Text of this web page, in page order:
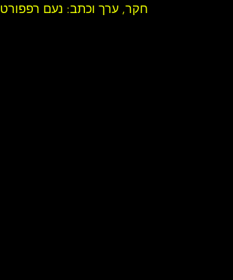
חקר, ערך וכתב: נעם רפפורט